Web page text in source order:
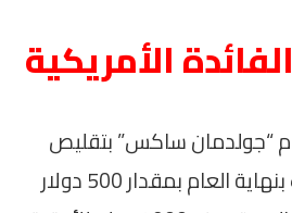
الأمريكية
“جولدمان ساكس” بتقليص
تقديراته لسعر الذهب بنهاية العام بمقدار 500 دولار